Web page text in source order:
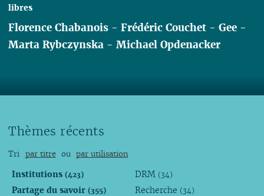
libres
Florence Chabanois -Frédéric Couchet -Gee -
Marta Rybczynska -Michael Opdenacker
Thèmes récents
Tri par titre ou par utilisation
Institutions (423)
Partage du savoir (355)
DRM (34)
Recherche (34)